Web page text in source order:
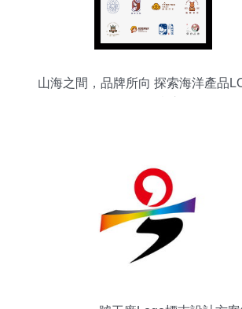
山海之間，品牌所向 探索海洋產品